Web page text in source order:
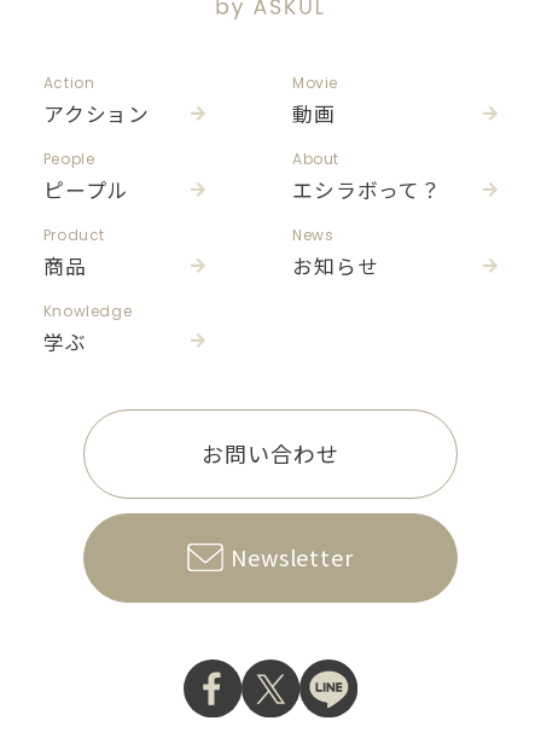
Newsletter
お問い合わせ
アクション
Action
ピープル
People
商品
Product
学ぶ
Knowledge
動画
Movie
エシラボって？
About
お知らせ
News